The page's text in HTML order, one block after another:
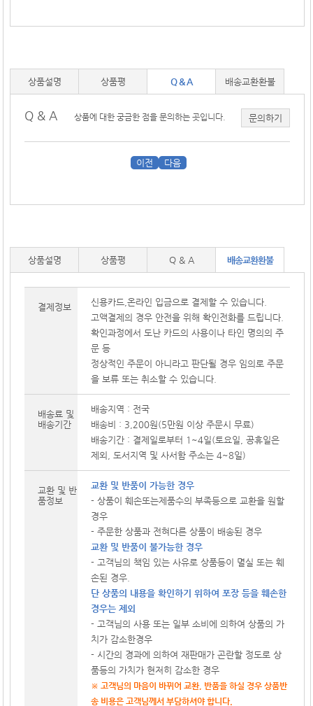
상품설명 상품평 Q & A 배송교환환불
Q & A 상품에 대한 궁금한 점을 문의하는 곳입니다. 문의하기
이전 다음
상품설명 상품평 Q & A 배송교환환불
결제정보
신용카드,온라인 입금으로 결제할 수 있습니다.
고액결제의 경우 안전을 위해 확인전화를 드립니다.
확인과정에서 도난 카드의 사용이나 타인 명의의 주
문 등
정상적인 주문이 아니라고 판단될 경우 임의로 주문
을 보류 또는 취소할 수 있습니다.
배송료 및
배송기간
배송지역 : 전국
배송비 : 3,200원(5만원 이상 주문시 무료)
배송기간 : 결제일로부터 1~4일(토요일, 공휴일은
제외, 도서지역 및 사서함 주소는 4~8일)
교환 및 반
품정보
교환 및 반품이 가능한 경우
- 상품이 훼손또는제품수의 부족등으로 교환을 원할
경우
- 주문한 상품과 전혀다른 상품이 배송된 경우
교환 및 반품이 불가능한 경우
- 고객님의 책임 있는 사유로 상품등이 멸실 또는 훼
손된 경우.
단 상품의 내용을 확인하기 위하여 포장 등을 훼손한
경우는 제외
- 고객님의 사용 또는 일부 소비에 의하여 상품의 가
치가 감소한경우
- 시간의 경과에 의하여 재판매가 곤란할 정도로 상
품등의 가치가 현저히 감소한 경우
※ 고객님의 마음이 바뀌어 교환, 반품을 하실 경우 상품반
송 비용은 고객님께서 부담하셔야 합니다.